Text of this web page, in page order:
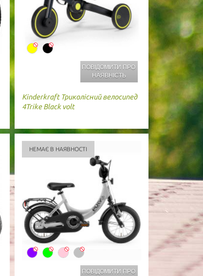
ПОВІДОМИТИ ПРО
НАЯВНІСТЬ
Kinderkraft Триколісний велосипед
4Trike Black volt
НЕМАЄ В НАЯВНОСТІ
ПОВІДОМИТИ ПРО